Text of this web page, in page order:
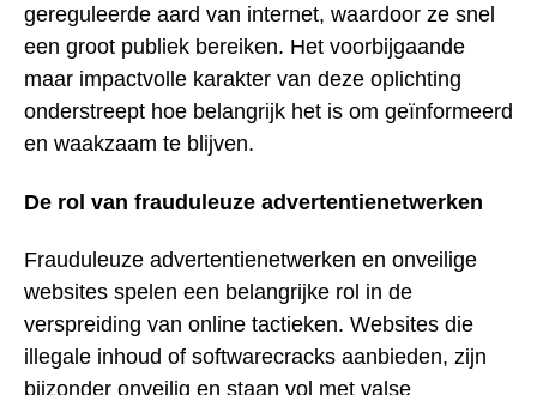
gereguleerde aard van internet, waardoor ze snel
een groot publiek bereiken. Het voorbijgaande
maar impactvolle karakter van deze oplichting
onderstreept hoe belangrijk het is om geïnformeerd
en waakzaam te blijven.
De rol van frauduleuze advertentienetwerken
Frauduleuze advertentienetwerken en onveilige
websites spelen een belangrijke rol in de
verspreiding van online tactieken. Websites die
illegale inhoud of softwarecracks aanbieden, zijn
bijzonder onveilig en staan vol met valse